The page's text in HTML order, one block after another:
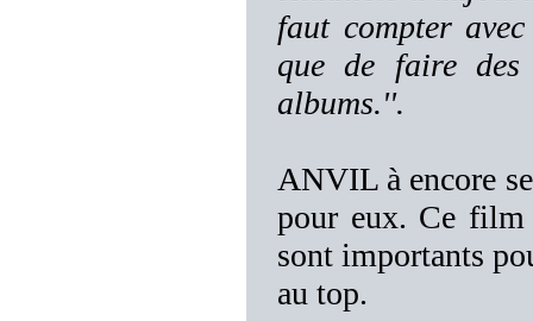
faut compter
que de faire
albums.''.
ANVIL à encore
pour eux. Ce film
sont importants
au top.